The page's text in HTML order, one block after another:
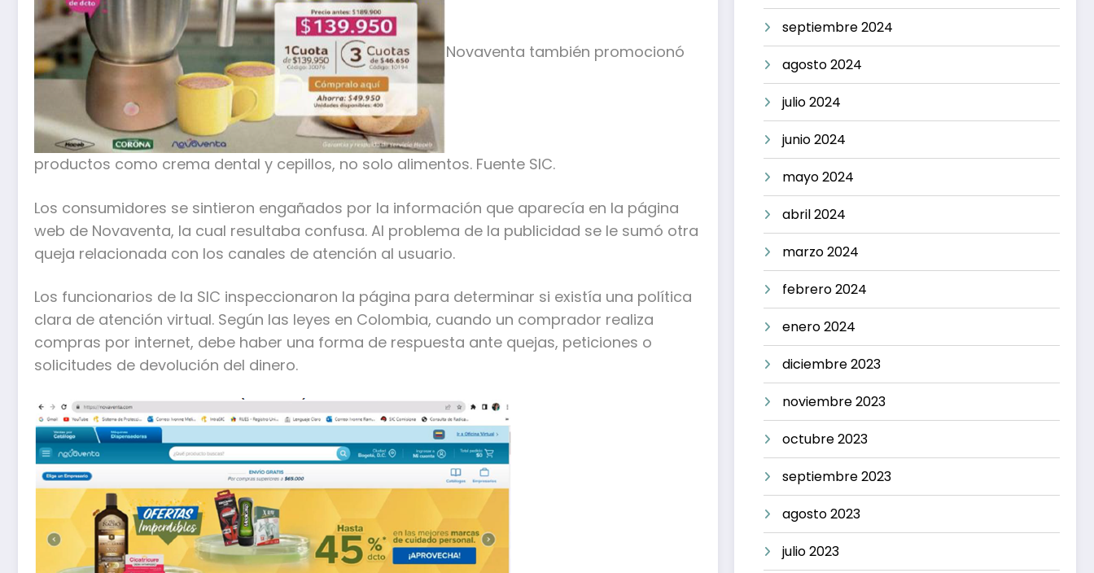
Novaventa también promocionó
productos como crema dental y cepillos, no solo alimentos. Fuente SIC.
Los consumidores se sintieron engañados por la información que aparecía en la página
web de Novaventa, la cual resultaba confusa. Al problema de la publicidad se le sumó otra
queja relacionada con los canales de atención al usuario.
Los funcionarios de la SIC inspeccionaron la página para determinar si existía una política
clara de atención virtual. Según las leyes en Colombia, cuando un comprador realiza
compras por internet, debe haber una forma de respuesta ante quejas, peticiones o
solicitudes de devolución del dinero.
septiembre 2024
agosto 2024
julio 2024
junio 2024
mayo 2024
abril 2024
marzo 2024
febrero 2024
enero 2024
diciembre 2023
noviembre 2023
octubre 2023
septiembre 2023
agosto 2023
julio 2023